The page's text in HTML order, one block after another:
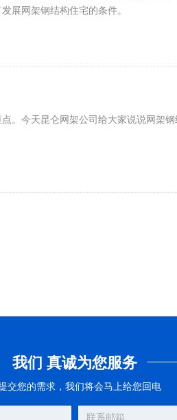
展网架钢结构住宅的条件。
。今天昆仑网架公司给大家说说网架
我们 真诚为您服务
交您的需求，我们将会马上给您回电